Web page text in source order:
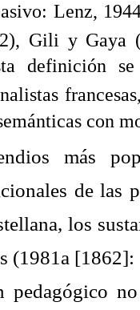
Lenz,
Gili y Gaya
definición se
con
más
de las
los
(1981a
pedagógico